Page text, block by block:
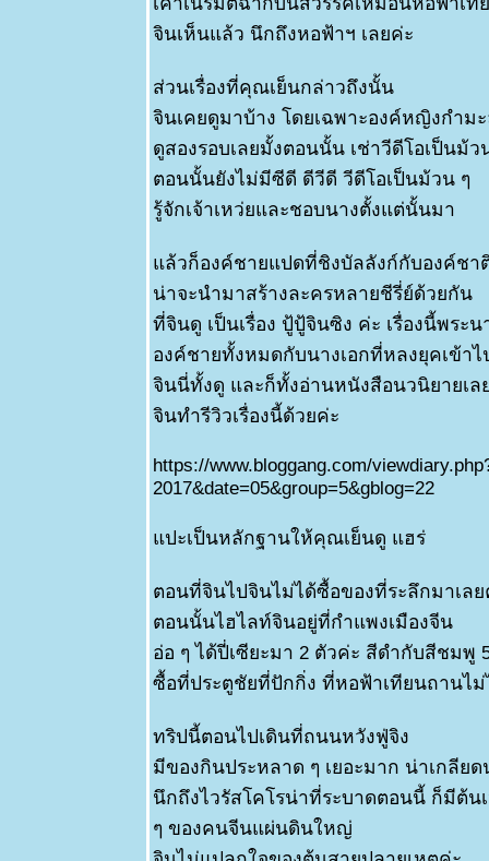
จินเห็นแล้ว นึกถึงหอฟ้าฯ เลยค่ะ
ส่วนเรื่องที่คุณเย็นกล่าวถึงนั้น
จินเคยดูมาบ้าง โดยเฉพาะองค์หญิงกำม
ดูสองรอบเลยมั้งตอนนั้น เช่าวีดีโอเป็นม้
ตอนนั้นยังไม่มีซีดี ดีวีดี วีดีโอเป็นม้วน ๆ
รู้จักเจ้าเหว่ยและชอบนางตั้งแต่นั้นมา
ล้วก็องค์ชายแปดที่ชิงบัลลังก์กับองค์ชา
น่าจะนำมาสร้างละครหลายชีรี่ย์ด้วยกัน
ที่จินดู เป็นเรื่อง ปู้ปู้จินซิง ค่ะ เรื่องนี้พระน
องค์ชายทั้งหมดกับนางเอกที่หลงยุคเข้า
จินนี่ทั้งดู และก็ทั้งอ่านหนังสือนวนิยายเล
จินทำรีวิวเรื่องนี้ด้วยค่ะ
https://www.bloggang.com/
2017&date=05&group=5&gblog=22
ปะเป็นหลักฐานให้คุณเย็นดู แฮร่
ตอนที่จินไปจินไม่ได้ซื้อของที่ระลึกมาเลย
ตอนนั้นไฮไลท์จินอยู่ที่กำแพงเมืองจีน
อ่อ ๆ ได้ปี่เซียะมา 2 ตัวค่ะ สีดำกับสีชมพู
ซื้อที่ประตูชัยที่ปักกิ่ง ที่หอฟ้าเทียนถานไม่
ทริปนี้ตอนไปเดินที่ถนนหวังฟู่จิง
มีของกินประหลาด ๆ เยอะมาก น่าเกลียด
นึกถึงไวรัสโคโรน่าที่ระบาดตอนนี้ ก็มีต้น
ๆ ของคนจีนแผ่นดินใหญ่